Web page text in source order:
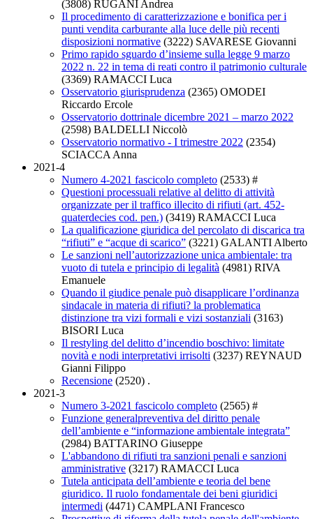
(3808) RUGANI Andrea
Il procedimento di caratterizzazione e bonifica per i
punti vendita carburante alla luce delle più recenti
disposizioni normative (3222) SAVARESE Giovanni
Primo rapido sguardo d’insieme sulla legge 9 marzo
2022 n. 22 in tema di reati contro il patrimonio culturale
(3369) RAMACCI Luca
Osservatorio giurisprudenza (2365) OMODEI
Riccardo Ercole
Osservatorio dottrinale dicembre 2021 – marzo 2022
(2598) BALDELLI Niccolò
Osservatorio normativo - I trimestre 2022 (2354)
SCIACCA Anna
2021-4
Numero 4-2021 fascicolo completo (2533) #
Questioni processuali relative al delitto di attività
organizzate per il traffico illecito di rifiuti (art. 452-
quaterdecies cod. pen.) (3419) RAMACCI Luca
La qualificazione giuridica del percolato di discarica tra
“rifiuti” e “acque di scarico” (3221) GALANTI Alberto
Le sanzioni nell’autorizzazione unica ambientale: tra
vuoto di tutela e principio di legalità (4981) RIVA
Emanuele
Quando il giudice penale può disapplicare l’ordinanza
sindacale in materia di rifiuti? la problematica
distinzione tra vizi formali e vizi sostanziali (3163)
BISORI Luca
Il restyling del delitto d’incendio boschivo: limitate
novità e nodi interpretativi irrisolti (3237) REYNAUD
Gianni Filippo
Recensione (2520) .
2021-3
Numero 3-2021 fascicolo completo (2565) #
Funzione generalpreventiva del diritto penale
dell’ambiente e “informazione ambientale integrata”
(2984) BATTARINO Giuseppe
L'abbandono di rifiuti tra sanzioni penali e sanzioni
amministrative (3217) RAMACCI Luca
Tutela anticipata dell’ambiente e teoria del bene
giuridico. Il ruolo fondamentale dei beni giuridici
intermedi (4471) CAMPLANI Francesco